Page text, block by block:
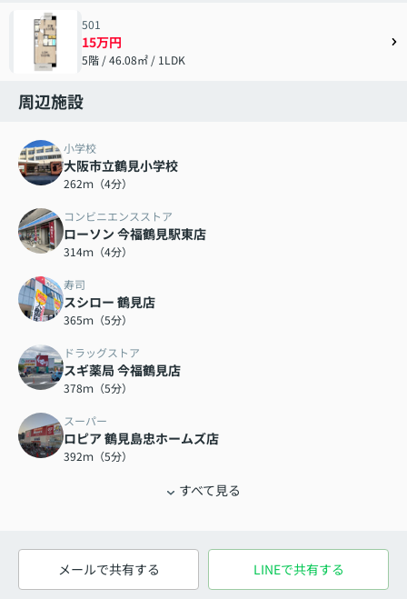
501
15万円
5階 / 46.08㎡ / 1LDK
周辺施設
小学校
大阪市立鶴見小学校
262ｍ（4分）
コンビニエンスストア
ローソン 今福鶴見駅東店
314ｍ（4分）
寿司
スシロー 鶴見店
365ｍ（5分）
ドラッグストア
スギ薬局 今福鶴見店
378ｍ（5分）
スーパー
ロピア 鶴見島忠ホームズ店
392ｍ（5分）
すべて見る
メールで共有する LINEで共有する